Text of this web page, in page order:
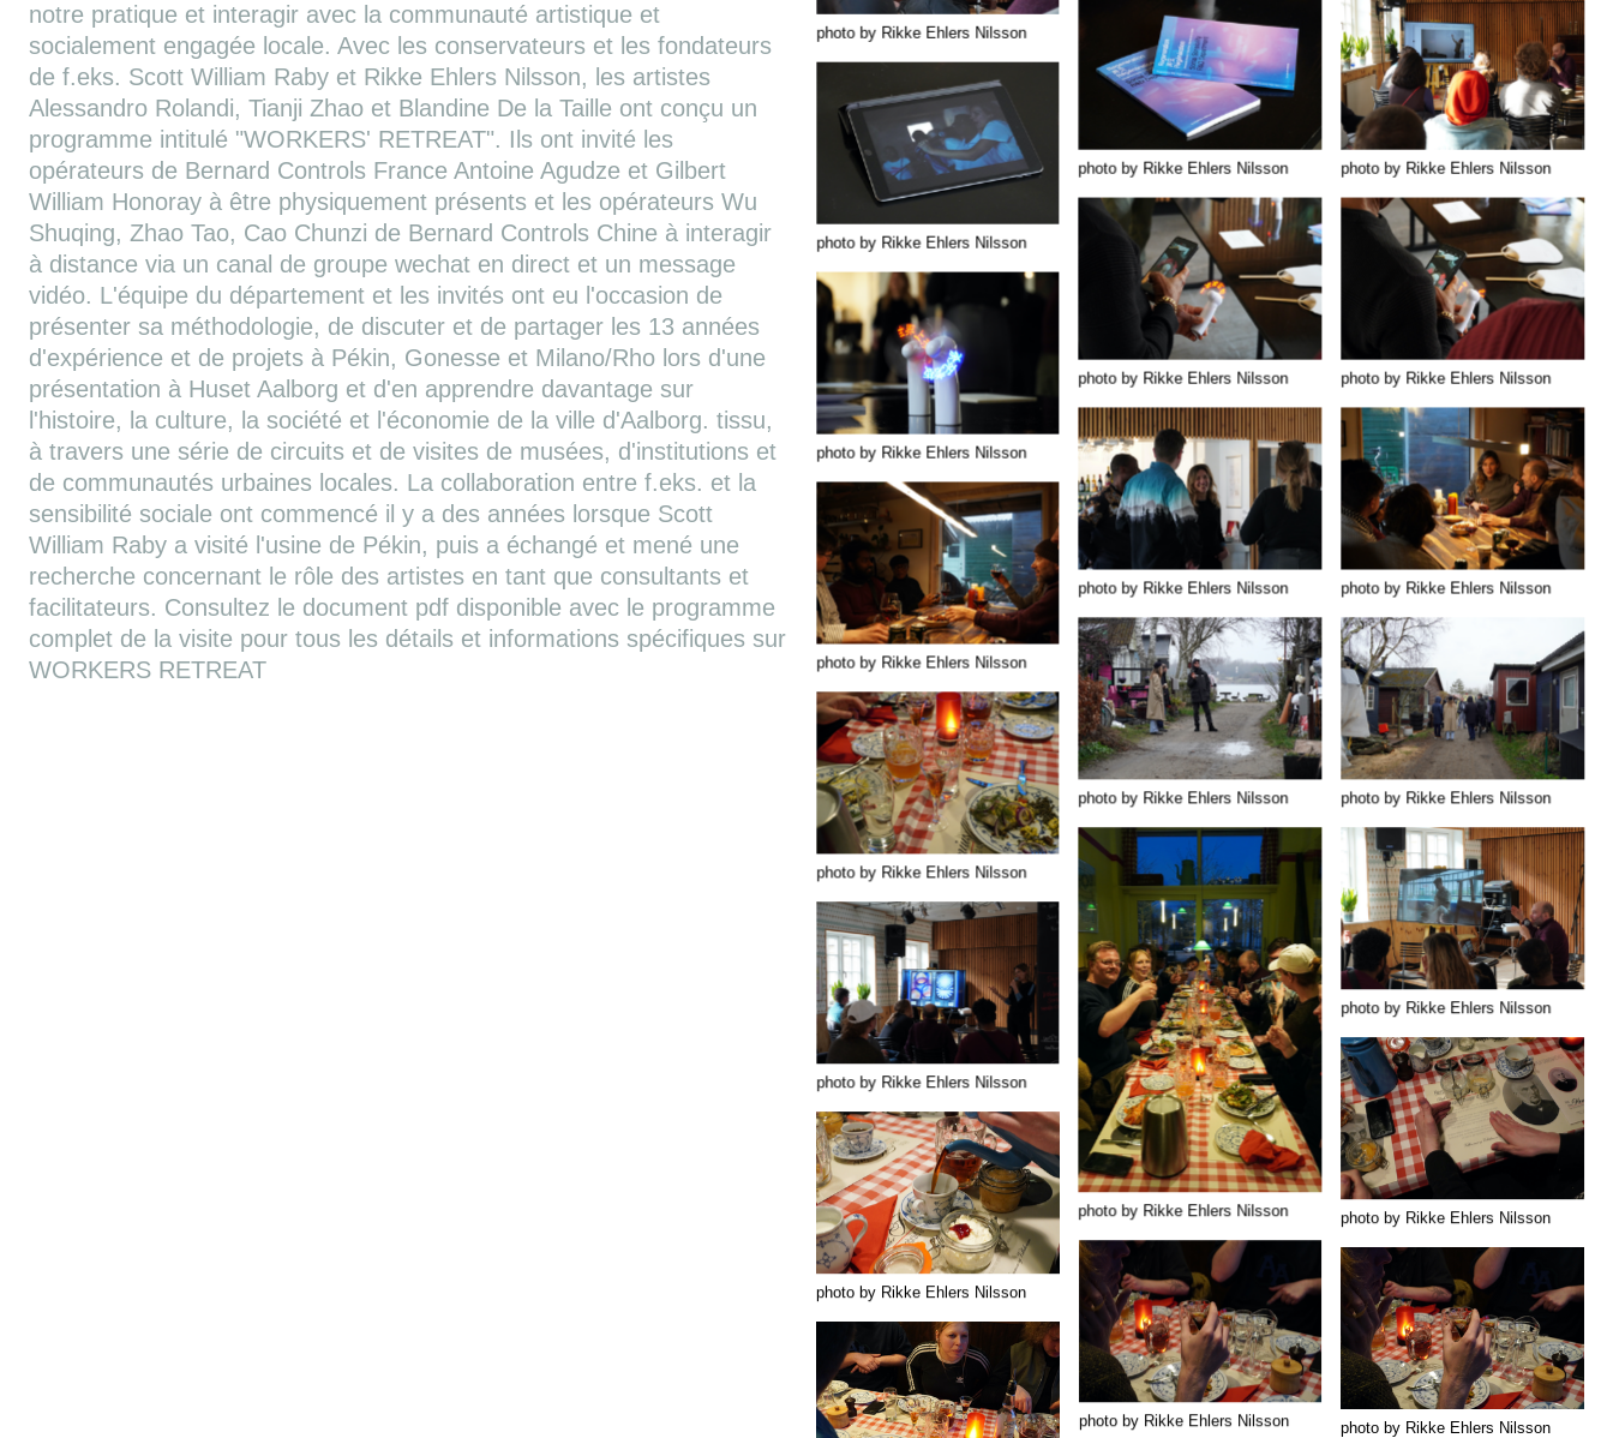
notre pratique et interagir avec la communauté artistique et
socialement engagée locale. Avec les conservateurs et les fondateurs
de f.eks. Scott William Raby et Rikke Ehlers Nilsson, les artistes
Alessandro Rolandi, Tianji Zhao et Blandine De la Taille ont conçu un
programme intitulé "WORKERS' RETREAT". Ils ont invité les
opérateurs de Bernard Controls France Antoine Agudze et Gilbert
William Honoray à être physiquement présents et les opérateurs Wu
Shuqing, Zhao Tao, Cao Chunzi de Bernard Controls Chine à interagir
à distance via un canal de groupe wechat en direct et un message
vidéo. L'équipe du département et les invités ont eu l'occasion de
présenter sa méthodologie, de discuter et de partager les 13 années
d'expérience et de projets à Pékin, Gonesse et Milano/Rho lors d'une
présentation à Huset Aalborg et d'en apprendre davantage sur
l'histoire, la culture, la société et l'économie de la ville d'Aalborg. tissu,
à travers une série de circuits et de visites de musées, d'institutions et
de communautés urbaines locales. La collaboration entre f.eks. et la
sensibilité sociale ont commencé il y a des années lorsque Scott
William Raby a visité l'usine de Pékin, puis a échangé et mené une
recherche concernant le rôle des artistes en tant que consultants et
facilitateurs. Consultez le document pdf disponible avec le programme
complet de la visite pour tous les détails et informations spécifiques sur
WORKERS RETREAT
photo by Rikke Ehlers Nilsson
photo by Rikke Ehlers Nilsson photo by Rikke Ehlers Nilsson
photo by Rikke Ehlers Nilsson
photo by Rikke Ehlers Nilsson photo by Rikke Ehlers Nilsson
photo by Rikke Ehlers Nilsson
photo by Rikke Ehlers Nilsson photo by Rikke Ehlers Nilsson
photo by Rikke Ehlers Nilsson
photo by Rikke Ehlers Nilsson photo by Rikke Ehlers Nilsson
photo by Rikke Ehlers Nilsson
photo by Rikke Ehlers Nilsson
photo by Rikke Ehlers Nilsson
photo by Rikke Ehlers Nilsson
photo by Rikke Ehlers Nilsson
photo by Rikke Ehlers Nilsson
photo by Rikke Ehlers Nilsson photo by Rikke Ehlers Nilsson